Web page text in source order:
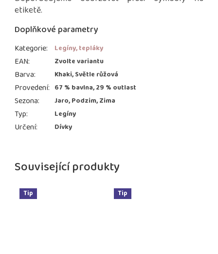
Související produkty
Tip Tip
etiketě.
Doplňkové parametry
Kategorie: Legíny, tepláky
EAN: Zvolte variantu
Barva: Khaki, Světle růžová
Provedení: 67 % bavlna, 29 % outlast
Sezona: Jaro, Podzim, Zima
Typ: Legíny
Určení: Dívky